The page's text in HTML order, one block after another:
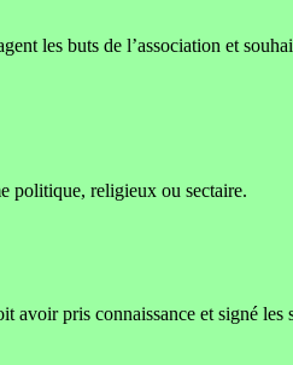
les buts de l’association et
politique, religieux ou sectaire.
avoir pris connaissance et signé les